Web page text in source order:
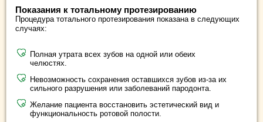
Показания к тотальному протезированию
Процедура тотального протезирования показана в следующих
случаях:
Полная утрата всех зубов на одной или обеих
челюстях.
Невозможность сохранения оставшихся зубов из-за их
сильного разрушения или заболеваний пародонта.
Желание пациента восстановить эстетический вид и
функциональность ротовой полости.